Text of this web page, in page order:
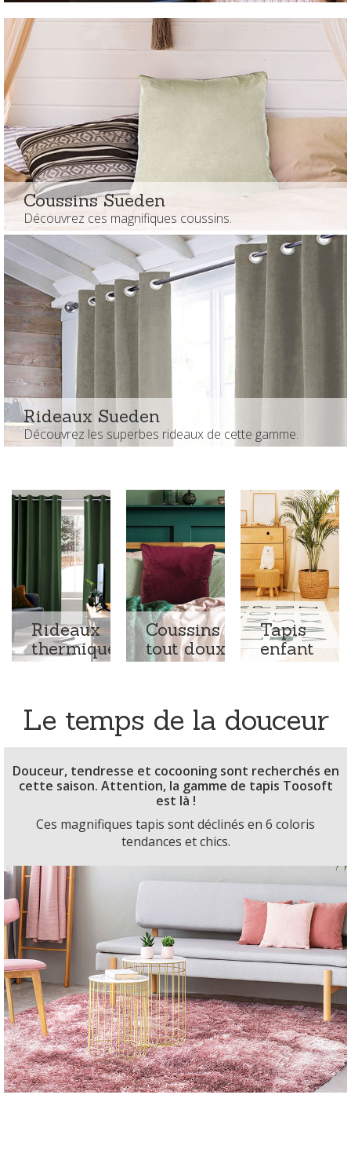
Coussins Sueden
Découvrez ces magnifiques coussins.
Rideaux Sueden
Découvrez les superbes rideaux de cette gamme.
Rideaux
thermiques
Coussins
tout doux
Tapis
enfant
Le temps de la douceur
Douceur, tendresse et cocooning sont recherchés en
cette saison. Attention, la gamme de tapis Toosoft
est là !
Ces magnifiques tapis sont déclinés en 6 coloris
tendances et chics.